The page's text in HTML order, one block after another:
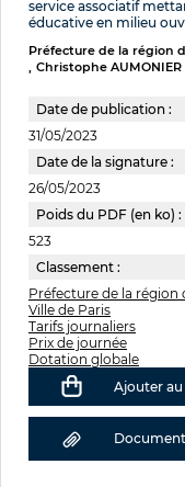
service associatif
éducative en milieu
Préfecture de la région
Christophe AUMONIER
Date de publication :
31/05/2023
Date de la signature :
26/05/2023
Poids du PDF (en ko) :
523
Classement :
Préfecture de la région
Ville de Paris
Tarifs journaliers
Prix de journée
Dotation globale
Ajouter